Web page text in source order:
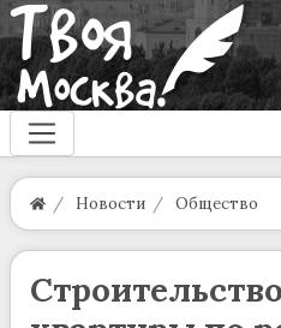
Новости Общество